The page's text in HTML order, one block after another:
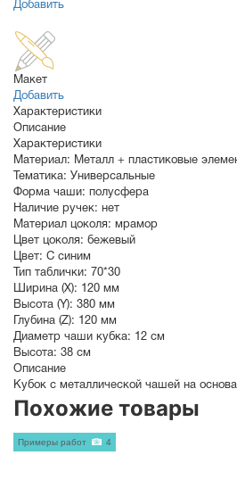
Добавить
Макет
Добавить
Характеристики
Описание
Характеристики
Материал: Металл + пластиковые
Тематика: Универсальные
Форма чаши: полусфера
Наличие ручек: нет
Материал цоколя: мрамор
Цвет цоколя: бежевый
Цвет: С синим
Тип таблички: 70*30
Ширина (X): 120 мм
Высота (Y): 380 мм
Глубина (Z): 120 мм
Диаметр чаши кубка: 12 см
Высота: 38 см
Описание
Кубок с металлической чашей на
Похожие товары
Примеры работ 4